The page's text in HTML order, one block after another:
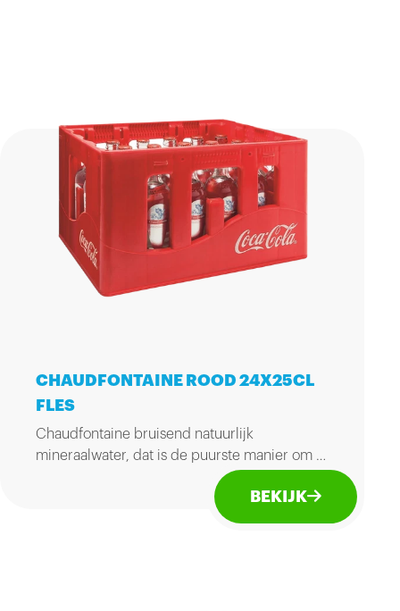
CHAUDFONTAINE ROOD 24X25CL
FLES
Chaudfontaine bruisend natuurlijk
mineraalwater, dat is de puurste manier om je
BEKIJK